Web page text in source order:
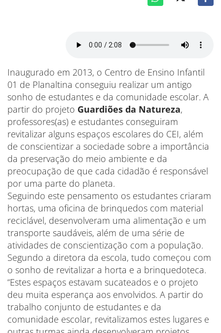
Inaugurado em 2013, o Centro de Ensino Infantil
01 de Planaltina conseguiu realizar um antigo
sonho de estudantes e da comunidade escolar. A
partir do projeto Guardiões da Natureza,
professores(as) e estudantes conseguiram
revitalizar alguns espaços escolares do CEI, além
de conscientizar a sociedade sobre a importância
da preservação do meio ambiente e da
preocupação de que cada cidadão é responsável
por uma parte do planeta.
Seguindo este pensamento os estudantes criaram
hortas, uma oficina de brinquedos com material
reciclável, desenvolveram uma alimentação e um
transporte saudáveis, além de uma série de
atividades de conscientização com a população.
Segundo a diretora da escola, tudo começou com
o sonho de revitalizar a horta e a brinquedoteca.
“Estes espaços estavam sucateados e o projeto
deu muita esperança aos envolvidos. A partir do
trabalho conjunto de estudantes e da
comunidade escolar, revitalizamos estes lugares e